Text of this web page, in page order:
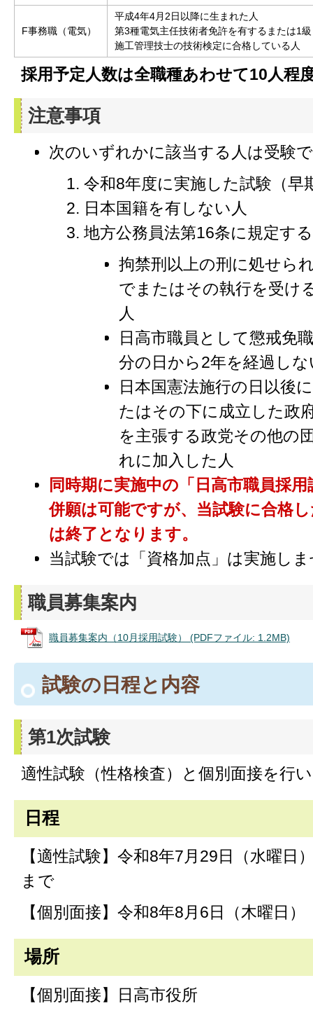
F事務職（電気）
平成4年4月2日以降に生まれた人
第3種電気主任技術者免許を有するまたは1
施工管理技士の技術検定に合格している人
採用予定人数は全職種あわせて10人程
注意事項
次のいずれかに該当する人は受験
令和8年度に実施した試験（早
日本国籍を有しない人
地方公務員法第16条に規定す
拘禁刑以上の刑に処せら
でまたはその執行を受け
人
日高市職員として懲戒免
分の日から2年を経過しな
日本国憲法施行の日以後
たはその下に成立した政
を主張する政党その他の
れに加入した人
同時期に実施中の「日高市職員採
併願は可能ですが、当試験に合格
は終了となります。
当試験では「資格加点」は実施し
職員募集案内
職員募集案内（10月採用試験） (PDFファイル: 1.2MB)
試験の日程と内容
第1次試験
適性試験（性格検査）と個別面接を行
日程
【適性試験】令和8年7月29日（水曜日
まで
【個別面接】令和8年8月6日（木曜日）
場所
【個別面接】日高市役所